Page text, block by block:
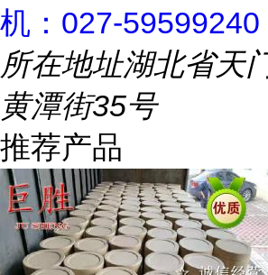
机：027-59599240
所在地址湖北省天
黄潭街35号
推荐产品